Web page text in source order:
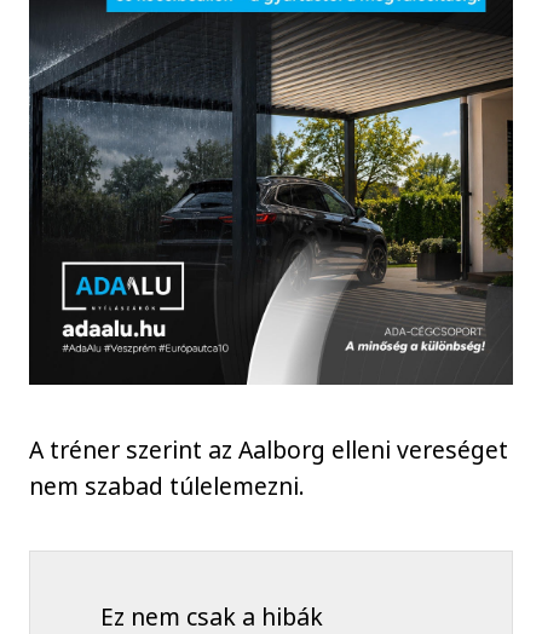
A tréner szerint az Aalborg elleni vereséget
nem szabad túlelemezni.
Ez nem csak a hibák